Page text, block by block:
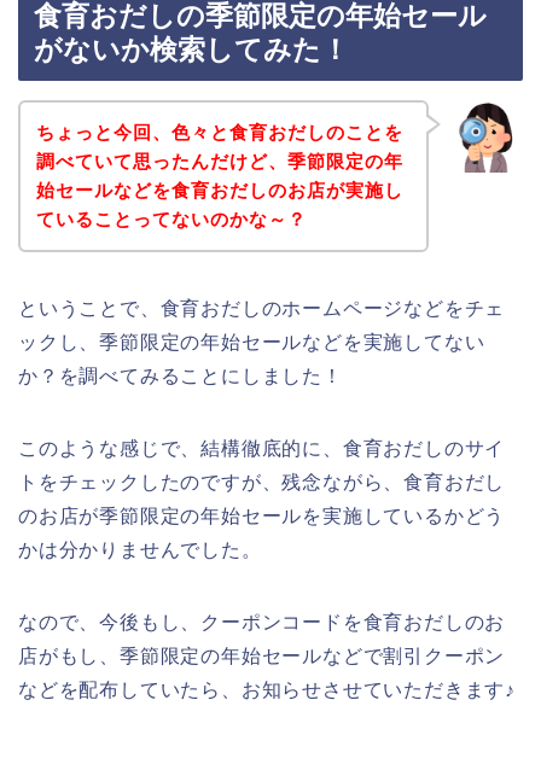
食育おだしの季節限定の年始セール
がないか検索してみた！
ちょっと今回、色々と食育おだしのことを
調べていて思ったんだけど、季節限定の年
始セールなどを食育おだしのお店が実施し
ていることってないのかな～？
ということで、食育おだしのホームページなどをチェ
ックし、季節限定の年始セールなどを実施してない
か？を調べてみることにしました！
このような感じで、結構徹底的に、食育おだしのサイ
トをチェックしたのですが、残念ながら、食育おだし
のお店が季節限定の年始セールを実施しているかどう
かは分かりませんでした。
なので、今後もし、クーポンコードを食育おだしのお
店がもし、季節限定の年始セールなどで割引クーポン
などを配布していたら、お知らせさせていただきます♪